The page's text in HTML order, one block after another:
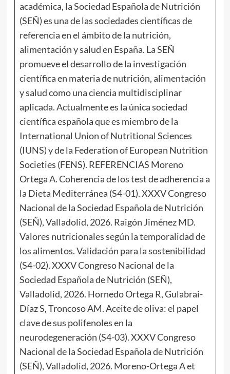
académica, la Sociedad Española de Nutrición
(SEÑ) es una de las sociedades científicas de
referencia en el ámbito de la nutrición,
alimentación y salud en España. La SEÑ
promueve el desarrollo de la investigación
científica en materia de nutrición, alimentación
y salud como una ciencia multidisciplinar
aplicada. Actualmente es la única sociedad
científica española que es miembro de la
International Union of Nutritional Sciences
(IUNS) y de la Federation of European Nutrition
Societies (FENS). REFERENCIAS Moreno
Ortega A. Coherencia de los test de adherencia a
la Dieta Mediterránea (S4-01). XXXV Congreso
Nacional de la Sociedad Española de Nutrición
(SEÑ), Valladolid, 2026. Raigón Jiménez MD.
Valores nutricionales según la temporalidad de
los alimentos. Validación para la sostenibilidad
(S4-02). XXXV Congreso Nacional de la
Sociedad Española de Nutrición (SEÑ),
Valladolid, 2026. Hornedo Ortega R, Gulabrai-
Díaz S, Troncoso AM. Aceite de oliva: el papel
clave de sus polifenoles en la
neurodegeneración (S4-03). XXXV Congreso
Nacional de la Sociedad Española de Nutrición
(SEÑ), Valladolid, 2026. Moreno-Ortega A et